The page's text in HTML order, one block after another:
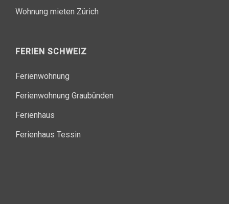
Wohnung mieten Zürich
FERIEN SCHWEIZ
Ferienwohnung
Ferienwohnung Graubünden
Ferienhaus
Ferienhaus Tessin